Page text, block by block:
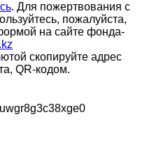
. Для пожертвования с
пожалуйста,
на сайте фонда-
скопируйте адрес
QR-кодом.